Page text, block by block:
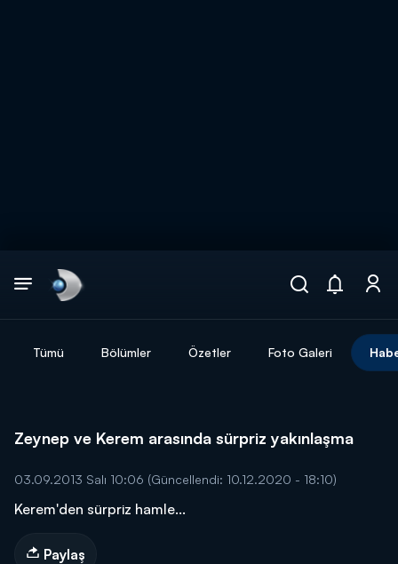
Tümü Bölümler Özetler Foto Galeri
Zeynep ve Kerem arasında sürpriz yakınlaşma
03.09.2013 Salı 10:06 (Güncellendi: 10.12.2020 - 18:10)
Kerem'den sürpriz hamle...
Paylaş